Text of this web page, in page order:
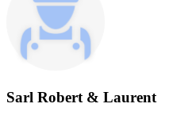
Sarl Robert & Laurent